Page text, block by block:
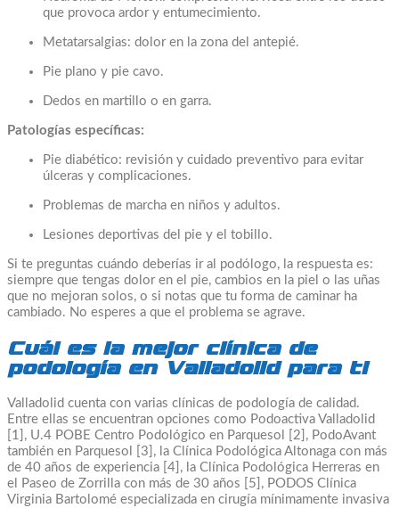
que provoca ardor y entumecimiento.
Metatarsalgias: dolor en la zona del antepié.
Pie plano y pie cavo.
Dedos en martillo o en garra.
Patologías específicas:
Pie diabético: revisión y cuidado preventivo para evitar
úlceras y complicaciones.
Problemas de marcha en niños y adultos.
Lesiones deportivas del pie y el tobillo.
Si te preguntas cuándo deberías ir al podólogo, la respuesta es:
siempre que tengas dolor en el pie, cambios en la piel o las uñas
que no mejoran solos, o si notas que tu forma de caminar ha
cambiado. No esperes a que el problema se agrave.
Cuál es la mejor clínica de
podología en Valladolid para ti
Valladolid cuenta con varias clínicas de podología de calidad.
Entre ellas se encuentran opciones como Podoactiva Valladolid
[1], U.4 POBE Centro Podológico en Parquesol [2], PodoAvant
también en Parquesol [3], la Clínica Podológica Altonaga con más
de 40 años de experiencia [4], la Clínica Podológica Herreras en
el Paseo de Zorrilla con más de 30 años [5], PODOS Clínica
Virginia Bartolomé especializada en cirugía mínimamente invasiva